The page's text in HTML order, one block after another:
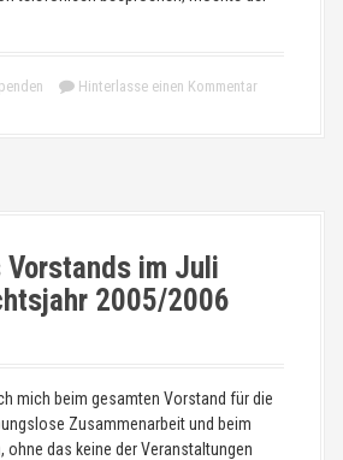
Hinterlasse einen Kommentar
Vorstands im Juli
2005/2006
mich beim gesamten Vorstand für die
Zusammenarbeit und beim
ohne das keine der Veranstaltungen